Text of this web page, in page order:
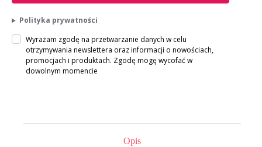
Polityka prywatności
Wyrażam zgodę na przetwarzanie danych w celu
otrzymywania newslettera oraz informacji o nowościach,
promocjach i produktach. Zgodę mogę wycofać w
dowolnym momencie
Opis